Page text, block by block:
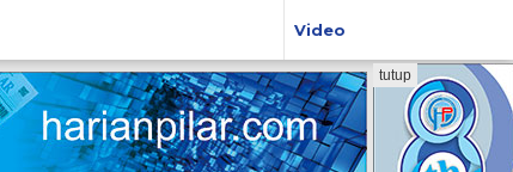
Video
tutup